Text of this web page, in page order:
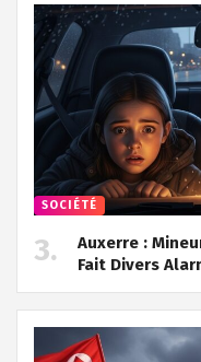
SOCIÉTÉ
Auxerre :
Fait Divers